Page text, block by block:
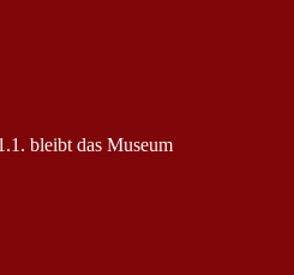
bleibt das Museum